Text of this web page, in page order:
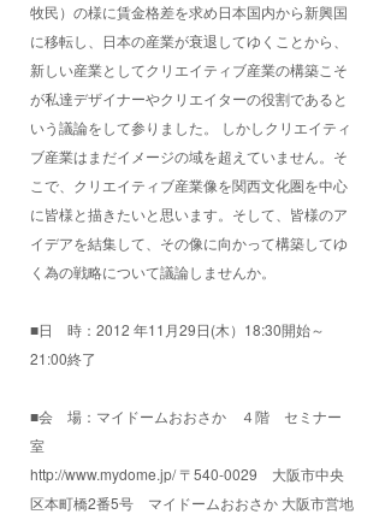
牧民）の様に賃金格差を求め日本国内から新興国
に移転し、日本の産業が衰退してゆくことから、
新しい産業としてクリエイティブ産業の構築こそ
が私達デザイナーやクリエイターの役割であると
いう議論をして参りました。 しかしクリエイティ
ブ産業はまだイメージの域を超えていません。そ
こで、クリエイティブ産業像を関西文化圏を中心
に皆様と描きたいと思います。そして、皆様のア
イデアを結集して、その像に向かって構築してゆ
く為の戦略について議論しませんか。
■日 時：2012 年11月29日(木）18:30開始～
21:00終了
■会 場：マイドームおおさか ４階 セミナー
室
http://www.mydome.jp/ 〒540-0029 大阪市中央
区本町橋2番5号 マイドームおおさか 大阪市営地